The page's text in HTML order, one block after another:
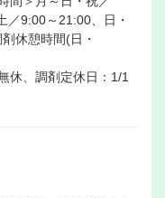
／9:00～21:00、日・
休憩時間(日・
休、調剤定休日：1/1